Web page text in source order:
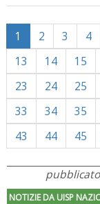
1 2 3 4
13
14 15
23
24 25
33
34 35
43
44 45
NOTIZIE DA UISP